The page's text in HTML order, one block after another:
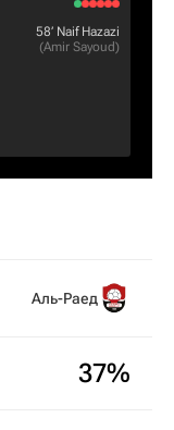
58‎’‎ Naif Hazazi
(Amir Sayoud)
Аль-Раед
37%